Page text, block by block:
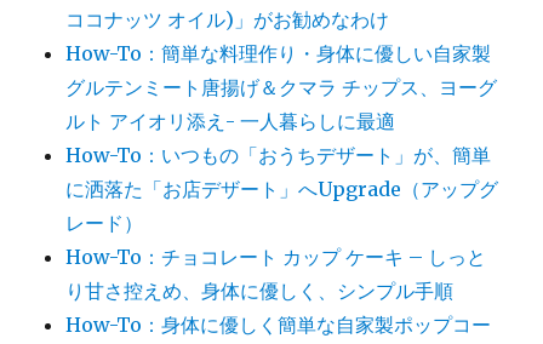
ココナッツ オイル)」がお勧めなわけ
How-To：簡単な料理作り・身体に優しい自家製
グルテンミート唐揚げ＆クマラ チップス、ヨーグ
ルト アイオリ添え- 一人暮らしに最適
How-To：いつもの「おうちデザート」が、簡単
に洒落た「お店デザート」へUpgrade（アップグ
レード）
How-To：チョコレート カップ ケーキ – しっと
り甘さ控えめ、身体に優しく、シンプル手順
How-To：身体に優しく簡単な自家製ポップコー